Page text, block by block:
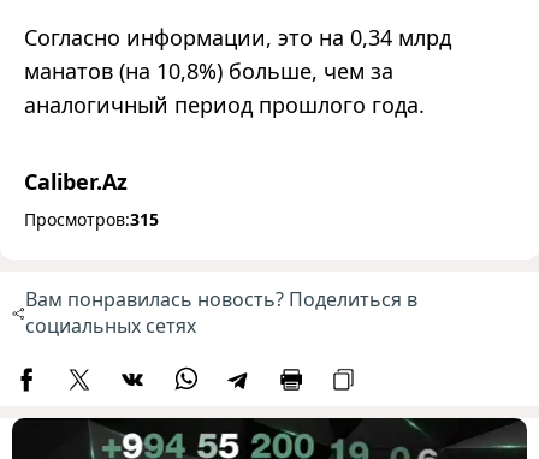
Согласно информации, это на 0,34 млрд
манатов (на 10,8%) больше, чем за
аналогичный период прошлого года.
Caliber.Az
Просмотров:315
Вам понравилась новость? Поделиться в
социальных сетях